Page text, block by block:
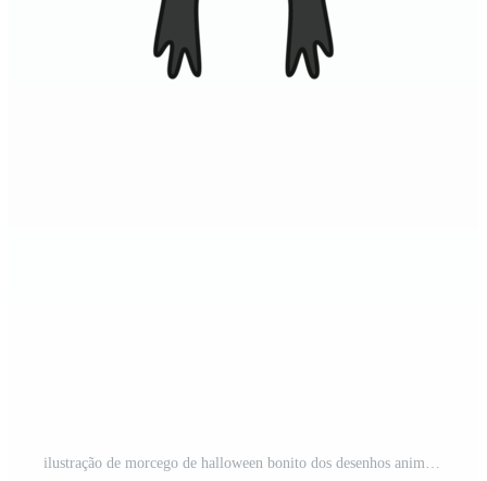
ilustração de morcego de halloween bonito dos desenhos animados voando PNG Grátis